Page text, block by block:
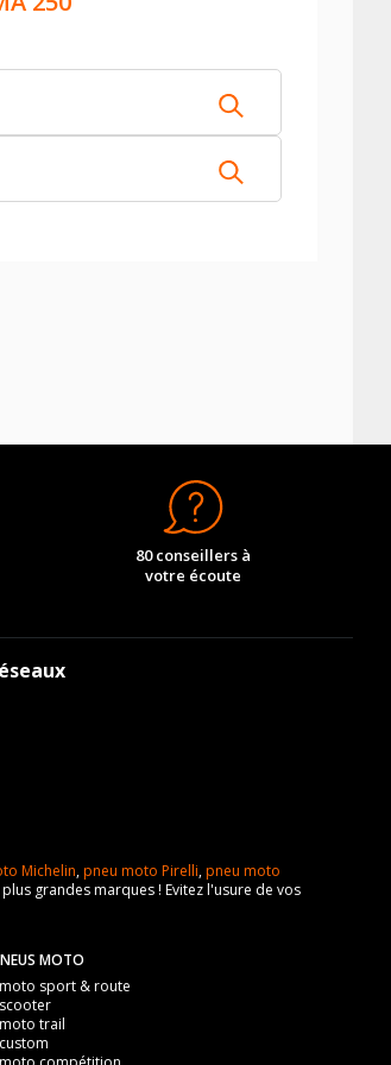
80 conseillers à
votre écoute
Michelin,pneu moto Pirelli,pneu moto
grandes marques ! Evitez l'usure de vos
MOTO
sport & route
trail